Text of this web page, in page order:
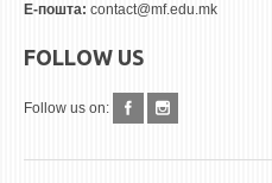
Е-пошта: contact@mf.edu.mk
FOLLOW US
Follow us on: